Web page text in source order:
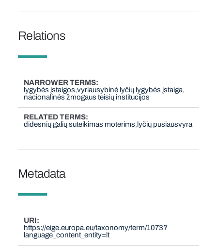
Relations
NARROWER TERMS
lygybės įstaigos vyriausybinė lyčių lygybės įstaiga
nacionalinės žmogaus teisių institucijos
RELATED TERMS
didesnių galių suteikimas moterims lyčių pusiausvyra
Metadata
URI
https://eige.europa.eu/taxonomy/term/1073?
language_content_entity=lt